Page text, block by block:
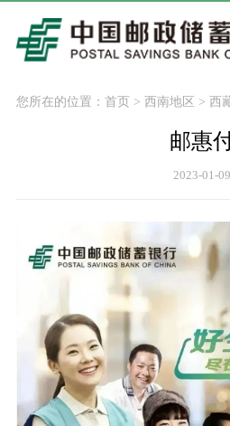
您所在的位置： 首页> 西南地区 > 西
邮惠
2023-01-09